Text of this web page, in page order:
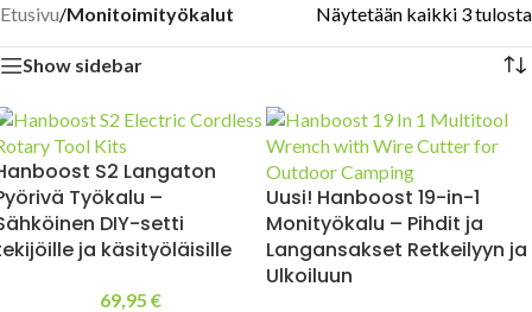
Etusivu/Monitoimityökalut Näytetään kaikki 3 tulosta
Show sidebar
S2 Langaton
Työkalu –
DIY-setti
ja käsityöläisille
69,95 €
Uusi! Hanboost 19-in-1
Monityökalu – Pihdit ja
Langansakset Retkeilyyn ja
Ulkoiluun